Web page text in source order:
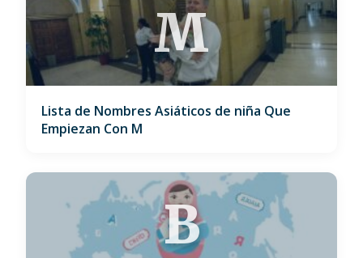
M
Lista de Nombres Asiáticos de niña Que
Empiezan Con M
B